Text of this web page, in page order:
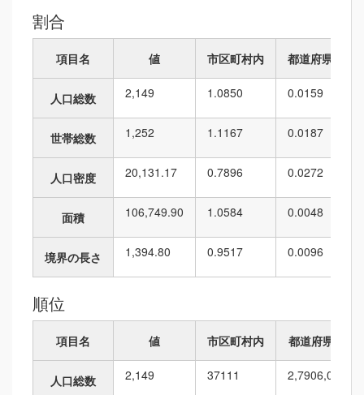
割合
項目名 値 市区町村内 都道府県内
人口総数 2,149 1.0850 0.0159
世帯総数 1,252 1.1167 0.0187
人口密度 20,131.17 0.7896 0.0272
面積 106,749.90 1.0584 0.0048
境界の長さ 1,394.80 0.9517 0.0096
順位
項目名 値 市区町村内 都道府県内
人口総数 2,149 37111 2,7906,010